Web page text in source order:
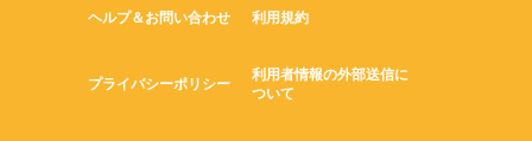
ヘルプ＆お問い合わせ 利用規約
プライバシーポリシー
利用者情報の外部送信に
ついて